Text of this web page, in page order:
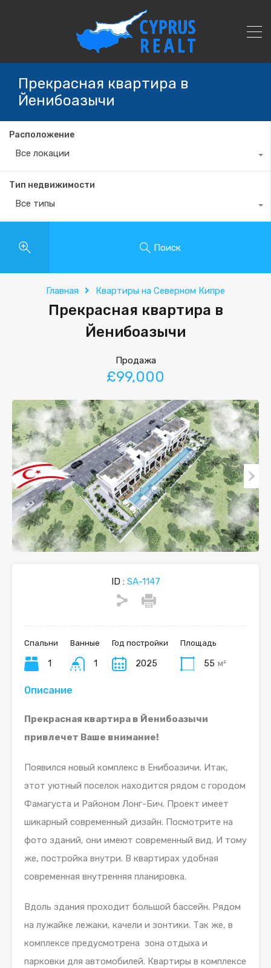
Прекрасная квартира в
Йенибоазычи
Расположение
Все локации
Тип недвижимости
Все типы
Поиск
Главная Квартиры на Северном Кипре
Прекрасная квартира в
Йенибоазычи
Продажа
£99,000
ID :SA-1147
Спальни
1
Ванные
1
Год постройки
2025
Площадь
55 м²
Описание
Прекрасная квартира в Йенибоазычи
привлечет Ваше внимание!
Появился новый комплекс в Енибоазичи. Итак,
этот уютный поселок находится рядом с городом
Фамагуста и Районом Лонг-Бич. Проект имеет
шикарный современный дизайн. Посмотрите на
фото зданий, они имеют современный вид. И тому
же, постройка внутри. В квартирах удобная
современная внутренняя планировка.
Вдоль здания проходит большой бассейн. Рядом
на лужайке лежаки, качели и зонтики. Так же, в
комплексе предусмотрена зона отдыха и
парковки для автомобилей. Квартиры в комплексе